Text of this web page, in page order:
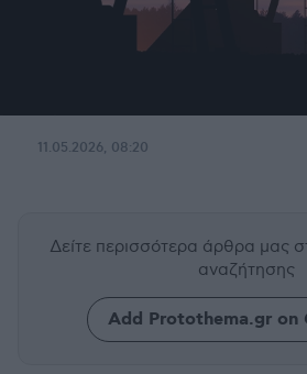
11.05.2026, 08:20
Δείτε περισσότερα άρθρα μας
αναζήτησης
Add Protothema.gr on